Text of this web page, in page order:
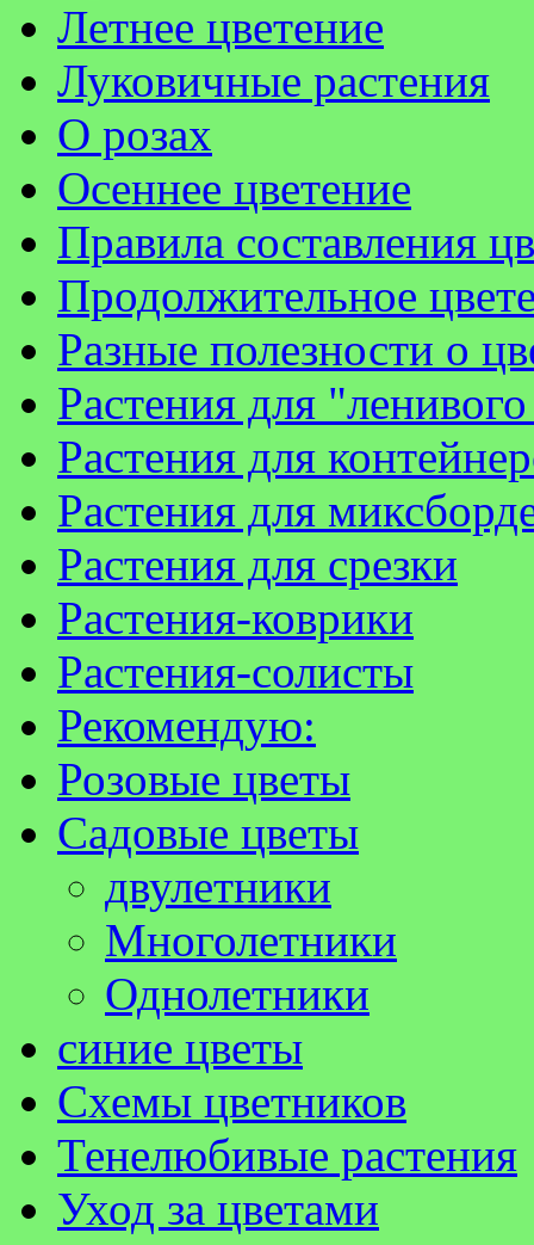
Летнее цветение
Луковичные растения
О розах
Осеннее цветение
Правила составления
Продолжительное
Разные полезности о
Растения для
Растения для
Растения для
Растения для срезки
Растения-коврики
Растения-солисты
Рекомендую:
Розовые цветы
Садовые цветы
двулетники
Многолетники
Однолетники
синие цветы
Схемы цветников
Тенелюбивые растения
Уход за цветами